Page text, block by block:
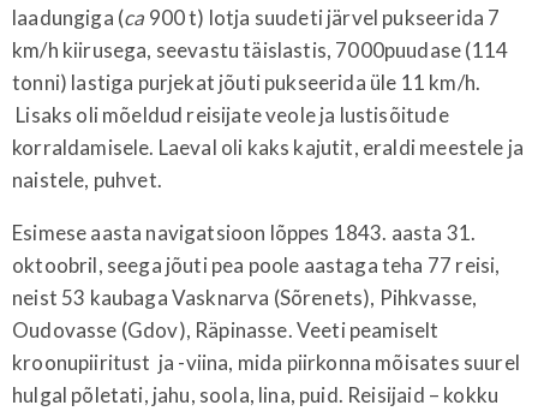
laadungiga (ca 900 t) lotja suudeti järvel pukseerida 7
km/h kiirusega, seevastu täislastis, 7000puudase (114
tonni) lastiga purjekat jõuti pukseerida üle 11 km/h.
Lisaks oli mõeldud reisijate veole ja lustisõitude
korraldamisele. Laeval oli kaks kajutit, eraldi meestele ja
naistele, puhvet.
Esimese aasta navigatsioon lõppes 1843. aasta 31.
oktoobril, seega jõuti pea poole aastaga teha 77 reisi,
neist 53 kaubaga Vasknarva (Sõrenets), Pihkvasse,
Oudovasse (Gdov), Räpinasse. Veeti peamiselt
kroonupiiritust ja -viina, mida piirkonna mõisates suurel
hulgal põletati, jahu, soola, lina, puid. Reisijaid – kokku